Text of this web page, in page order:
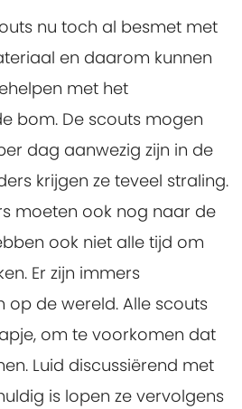
nu toch al besmet met
en daarom kunnen
met het
bom. De scouts mogen
dag aanwezig zijn in de
krijgen ze teveel straling.
moeten ook nog naar de
ook niet alle tijd om
Er zijn immers
op de wereld. Alle scouts
om te voorkomen dat
Luid discussiërend met
is lopen ze vervolgens